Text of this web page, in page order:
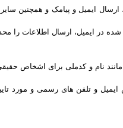
ایمیل و پیامک و همچنین سایر
در ایمیل، ارسال اطلاعات را
نام و کدملی برای اشخاص
ایمیل و تلفن­ های رسمی و مورد